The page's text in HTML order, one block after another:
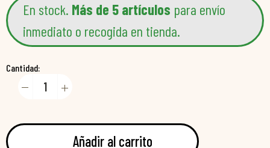
En stock. Más de 5 artículos para envío
inmediato o recogida en tienda.
Cantidad:
Añadir al carrito